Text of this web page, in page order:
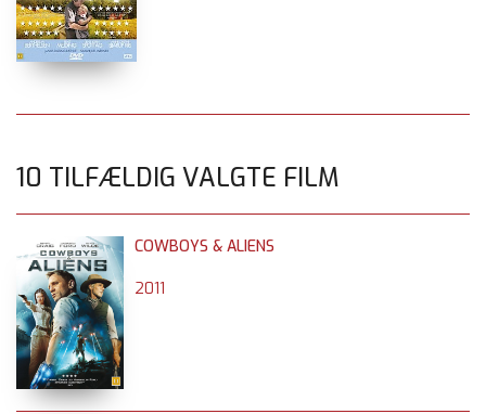
10 TILFÆLDIG VALGTE FILM
COWBOYS & ALIENS
2011